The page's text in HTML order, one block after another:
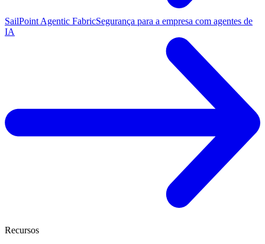
SailPoint Agentic FabricSegurança para a empresa com agentes de
IA
Recursos